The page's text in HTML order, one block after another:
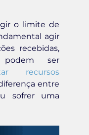
o limite de
agir
recebidas,
ser
recursos
entre
sofrer uma